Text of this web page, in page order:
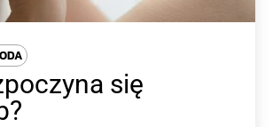
się